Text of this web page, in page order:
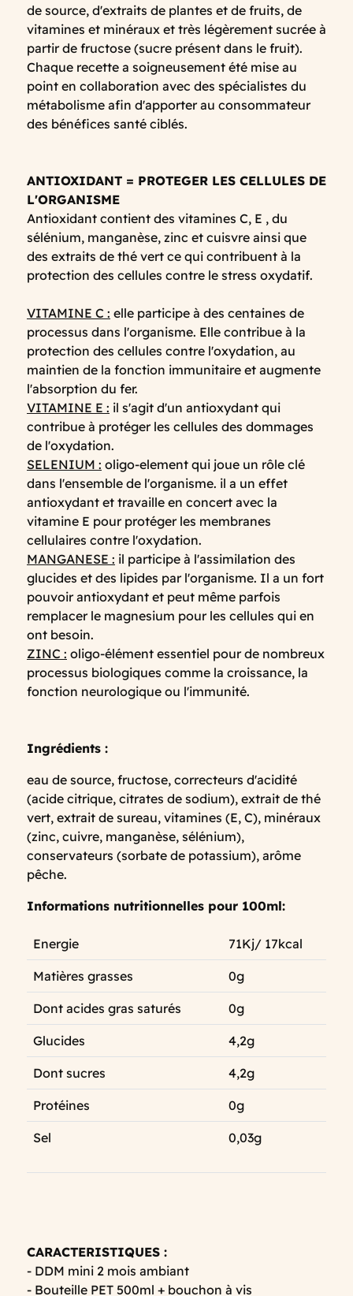
de source, d'extraits de plantes et de fruits, de
vitamines et minéraux et très légèrement sucrée à
partir de fructose (sucre présent dans le fruit).
Chaque recette a soigneusement été mise au
point en collaboration avec des spécialistes du
métabolisme afin d'apporter au consommateur
des bénéfices santé ciblés.
ANTIOXIDANT = PROTEGER LES CELLULES DE
L'ORGANISME
Antioxidant contient des vitamines C, E , du
sélénium, manganèse, zinc et cuisvre ainsi que
des extraits de thé vert ce qui contribuent à la
protection des cellules contre le stress oxydatif.
VITAMINE C : elle participe à des centaines de
processus dans l'organisme. Elle contribue à la
protection des cellules contre l'oxydation, au
maintien de la fonction immunitaire et augmente
l'absorption du fer.
VITAMINE E : il s'agit d'un antioxydant qui
contribue à protéger les cellules des dommages
de l'oxydation.
SELENIUM : oligo-element qui joue un rôle clé
dans l'ensemble de l'organisme. il a un effet
antioxydant et travaille en concert avec la
vitamine E pour protéger les membranes
cellulaires contre l'oxydation.
MANGANESE : il participe à l'assimilation des
glucides et des lipides par l'organisme. Il a un fort
pouvoir antioxydant et peut même parfois
remplacer le magnesium pour les cellules qui en
ont besoin.
ZINC : oligo-élément essentiel pour de nombreux
processus biologiques comme la croissance, la
fonction neurologique ou l'immunité.
Ingrédients :
eau de source, fructose, correcteurs d'acidité
(acide citrique, citrates de sodium), extrait de thé
vert, extrait de sureau, vitamines (E, C), minéraux
(zinc, cuivre, manganèse, sélénium),
conservateurs (sorbate de potassium), arôme
pêche.
Informations nutritionnelles pour 100ml:
Energie 71Kj/ 17kcal
Matières grasses 0g
Dont acides gras saturés 0g
Glucides 4,2g
Dont sucres 4,2g
Protéines 0g
Sel 0,03g
CARACTERISTIQUES :
- DDM mini 2 mois ambiant
- Bouteille PET 500ml + bouchon à vis